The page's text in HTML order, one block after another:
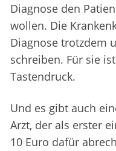
Diagnose den
wollen. Die
Diagnose trotzdem
schreiben. Für sie
Tastendruck.
Und es gibt auch
Arzt, der als erster
10 Euro dafür